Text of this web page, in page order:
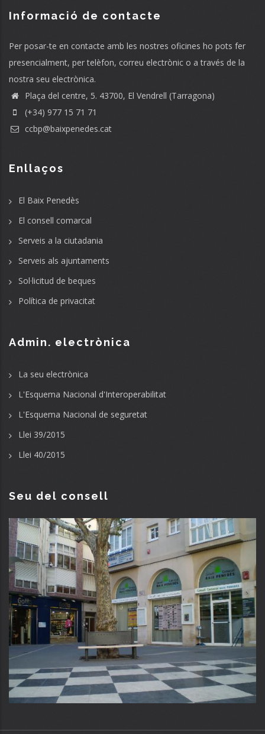
Informació de contacte
Per posar-te en contacte amb les nostres oficines ho pots fer
presencialment, per telèfon, correu electrònic o a través de la
nostra seu electrònica.
Plaça del centre, 5. 43700, El Vendrell (Tarragona)
(+34) 977 15 71 71
ccbp@baixpenedes.cat
Enllaços
El Baix Penedès
El consell comarcal
Serveis a la ciutadania
Serveis als ajuntaments
Sol·licitud de beques
Política de privacitat
Admin. electrònica
La seu electrònica
L'Esquema Nacional d'Interoperabilitat
L'Esquema Nacional de seguretat
Llei 39/2015
Llei 40/2015
Seu del consell